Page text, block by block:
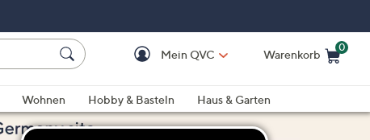
Mein QVC Warenkorb
0
Wohnen Hobby & Basteln
Haus & Garten